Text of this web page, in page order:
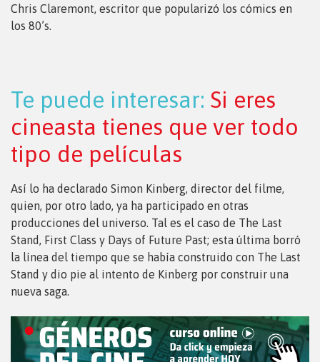
Chris Claremont, escritor que popularizó los cómics en
los 80’s.
Te puede interesar: Si eres
cineasta tienes que ver todo
tipo de películas
Así lo ha declarado Simon Kinberg, director del filme,
quien, por otro lado, ya ha participado en otras
producciones del universo. Tal es el caso de The Last
Stand, First Class y Days of Future Past; esta última borró
la línea del tiempo que se había construido con The Last
Stand y dio pie al intento de Kinberg por construir una
nueva saga.